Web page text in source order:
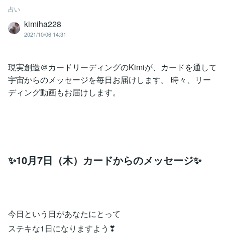
占い
kimiha228
2021/10/06 14:31
現実創造＠カードリーディングのKimiが、カードを通して
宇宙からのメッセージを毎日お届けします。 時々、リー
ディング動画もお届けします。
✨10月7日（木）カードからのメッセージ✨
今日という日があなたにとって
ステキな1日になりますよう❣